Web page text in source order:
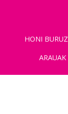
HONI BURUZ
ARAUAK